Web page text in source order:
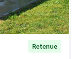
Retenue